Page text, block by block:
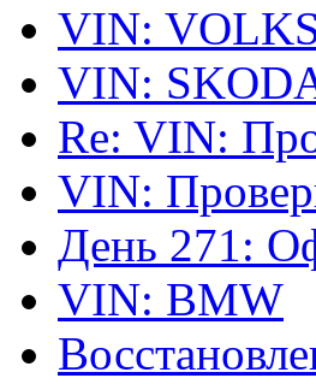
VIN:
VIN:
Re: VIN:
VIN:
День 271:
VIN: BMW